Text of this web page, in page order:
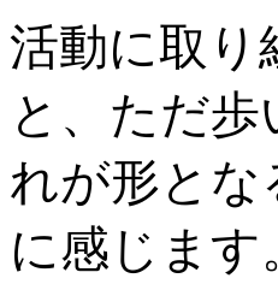
活動に取り
と、ただ
れが形とな
に感じます